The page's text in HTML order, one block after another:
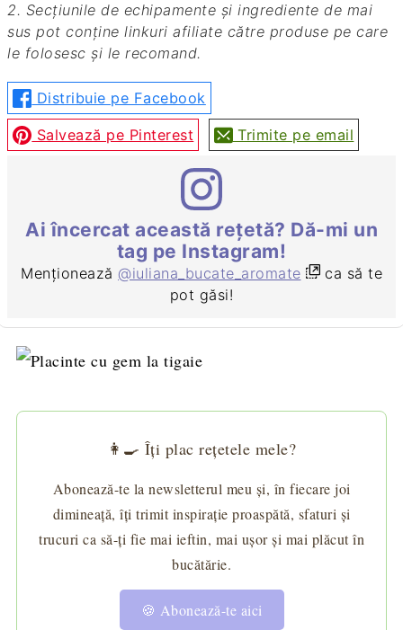
2. Secțiunile de echipamente și ingrediente de mai
sus pot conține linkuri afiliate către produse pe care
le folosesc și le recomand.
Distribuie pe Facebook
Salvează pe Pinterest Trimite pe email
Ai încercat această rețetă? Dă-mi un
tag pe Instagram!
Menționează @iuliana_bucate_aromate
ca să te
pot găsi!
👩‍🍳 Îți plac rețetele mele?
Abonează-te la newsletterul meu și, în fiecare joi
dimineață, îți trimit inspirație proaspătă, sfaturi și
trucuri ca să-ți fie mai ieftin, mai ușor și mai plăcut în
bucătărie.
🍪 Abonează-te aici